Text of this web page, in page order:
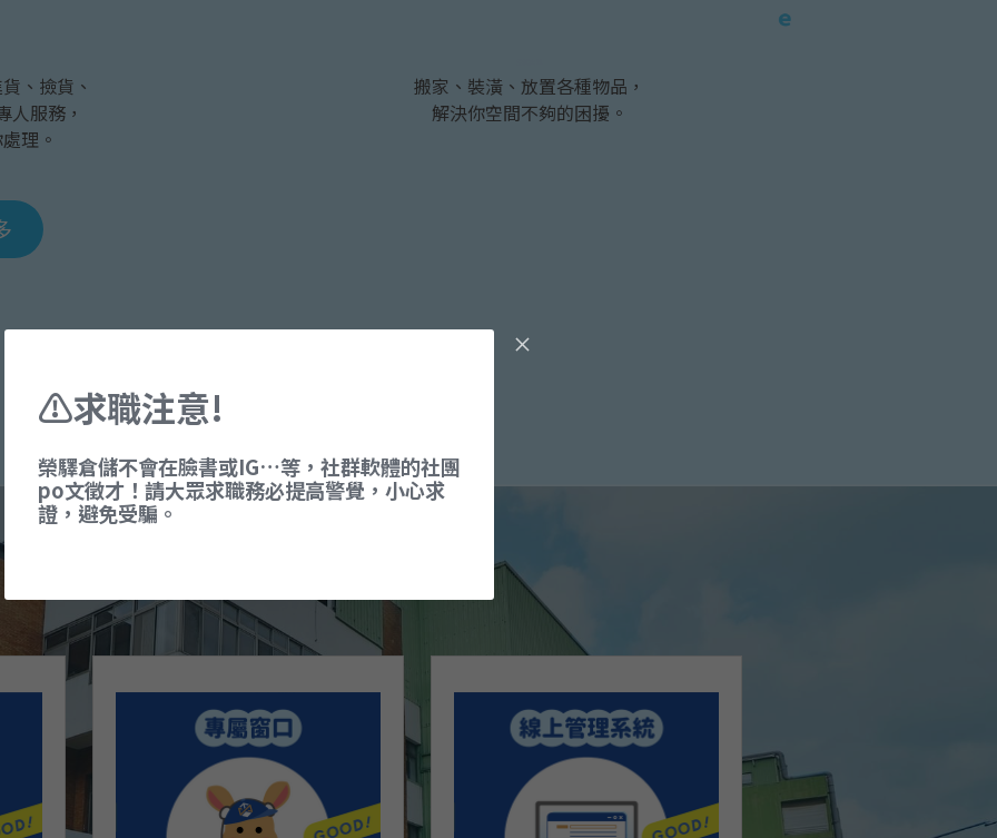
、撿貨、
人服務，
理。
搬家、裝潢、放置各種物品，
解決你空間不夠的困擾。
⚠求職注意!
榮驛倉儲不會在臉書或IG…等，社群軟體的社團
po文徵才！請大眾求職務必提高警覺，小心求
證，避免受騙。